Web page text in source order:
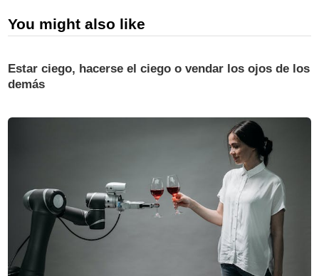
You might also like
Estar ciego, hacerse el ciego o vendar los ojos de los
demás